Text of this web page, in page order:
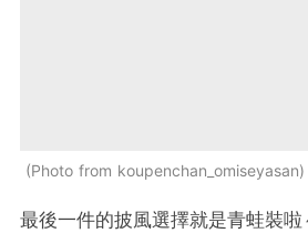
Photo from koupenchan_omiseyasan
最後一件的披風選擇就是青蛙裝